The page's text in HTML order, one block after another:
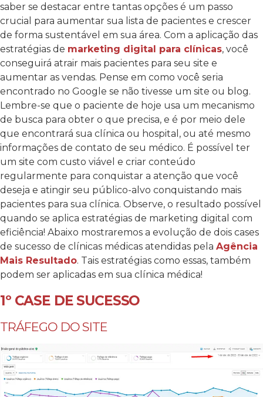
saber se destacar entre tantas opções é um passo
crucial para aumentar sua lista de pacientes e crescer
de forma sustentável em sua área. Com a aplicação das
estratégias de marketing digital para clínicas, você
conseguirá atrair mais pacientes para seu site e
aumentar as vendas. Pense em como você seria
encontrado no Google se não tivesse um site ou blog.
Lembre-se que o paciente de hoje usa um mecanismo
de busca para obter o que precisa, e é por meio dele
que encontrará sua clínica ou hospital, ou até mesmo
informações de contato de seu médico. É possível ter
um site com custo viável e criar conteúdo
regularmente para conquistar a atenção que você
deseja e atingir seu público-alvo conquistando mais
pacientes para sua clínica. Observe, o resultado possível
quando se aplica estratégias de marketing digital com
eficiência! Abaixo mostraremos a evolução de dois cases
de sucesso de clínicas médicas atendidas pela Agência
Mais Resultado. Tais estratégias como essas, também
podem ser aplicadas em sua clínica médica!
1º CASE DE SUCESSO
TRÁFEGO DO SITE